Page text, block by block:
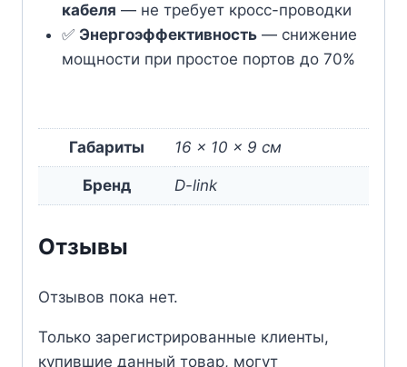
кабеля — не требует кросс-проводки
✅ Энергоэффективность— снижение
мощности при простое портов до 70%
Габариты 16 × 10 × 9 см
Бренд D-link
Отзывы
Отзывов пока нет.
Только зарегистрированные клиенты,
купившие данный товар, могут